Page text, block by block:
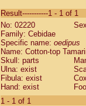
Cebidae
Cebidae
Cebidae
Cebidae
Cebidae
Cebidae
Cebidae
Cebidae
Cebidae
Result-----------1 - 1 of 1
No: 02220
Family: Cebidae
Specific name: oedipus
Name: Cotton-top
Skull: parts
Ulna: exist
Fibula: exist
Hand: exist
1 - 1 of 1